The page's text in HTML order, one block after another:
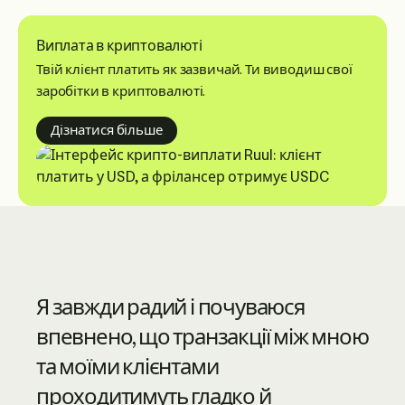
Виплата в криптовалюті
Твій клієнт платить як зазвичай. Ти виводиш свої
заробітки в криптовалюті.
Дізнатися більшеabout crypto payouts
Ruul — синонім сучасних онлайн-
сервісів із піком клієнтського
сервісу високого рівня. Вони дуже
професійні — наполегливо
Я завжди радий і почуваюся
впевнено, що транзакції між мною
та моїми клієнтами
проходитимуть гладко й